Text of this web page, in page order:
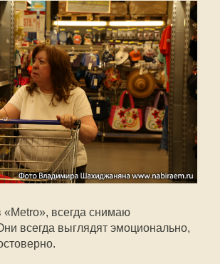
«Metro», всегда снимаю
всегда выглядят эмоционально,